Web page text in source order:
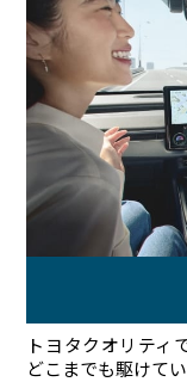
トヨタクオリティ
どこまでも駆けて